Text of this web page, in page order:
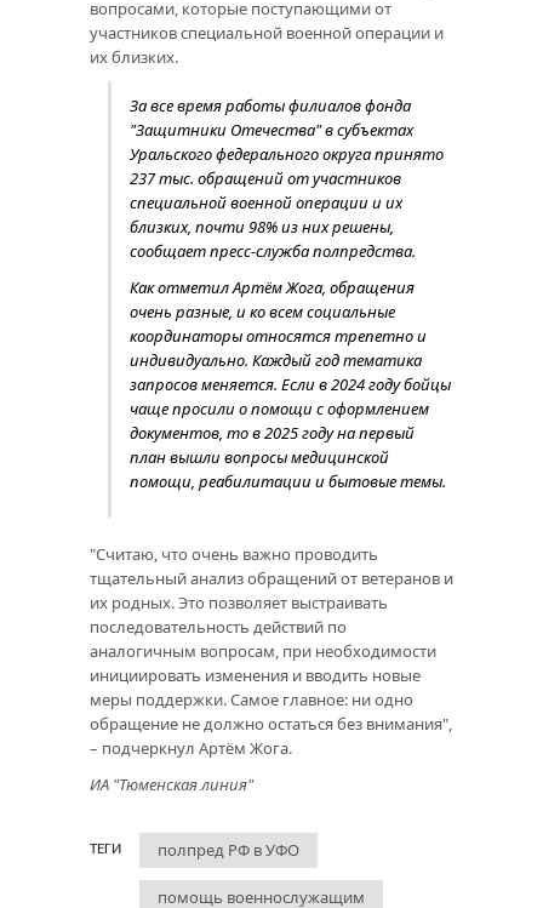
вопросами, которые поступающими от
участников специальной военной операции и
их близких.
За все время работы филиалов фонда
"Защитники Отечества" в субъектах
Уральского федерального округа принято
237 тыс. обращений от участников
специальной военной операции и их
близких, почти 98% из них решены,
сообщает пресс-служба полпредства.
Как отметил Артём Жога, обращения
очень разные, и ко всем социальные
координаторы относятся трепетно и
индивидуально. Каждый год тематика
запросов меняется. Если в 2024 году бойцы
чаще просили о помощи с оформлением
документов, то в 2025 году на первый
план вышли вопросы медицинской
помощи, реабилитации и бытовые темы.
"Считаю, что очень важно проводить
тщательный анализ обращений от ветеранов и
их родных. Это позволяет выстраивать
последовательность действий по
аналогичным вопросам, при необходимости
инициировать изменения и вводить новые
меры поддержки. Самое главное: ни одно
обращение не должно остаться без внимания",
– подчеркнул Артём Жога.
ИА "Тюменская линия"
ТЕГИ полпред РФ в УФО
помощь военнослужащим